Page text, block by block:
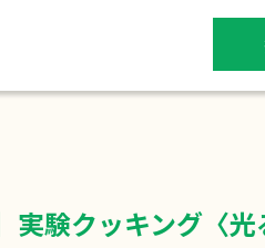
実験クッキング〈光